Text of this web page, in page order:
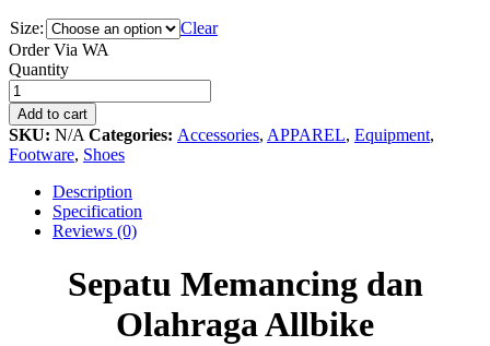
Size:
Clear
Order Via WA
Sepatu
Memancing
dan
Olahraga
Allbike
quantity
Quantity
Add to cart
SKU: N/A Categories: Accessories, APPAREL, Equipment,
Footware, Shoes
Description
Specification
Reviews (0)
Sepatu Memancing dan
Olahraga Allbike